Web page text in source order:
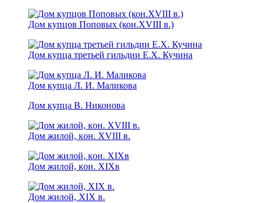
Дом купцов Поповых (кон.XVIII в.)
Дом купца третьей гильдии Е.Х. Кучина
Дом купца Л. И. Маликова
Дом купца В. Никонова
Дом жилой, кoн. XVIII в.
Дом жилой, кoн. XIXв
Дом жилой, XIX в.